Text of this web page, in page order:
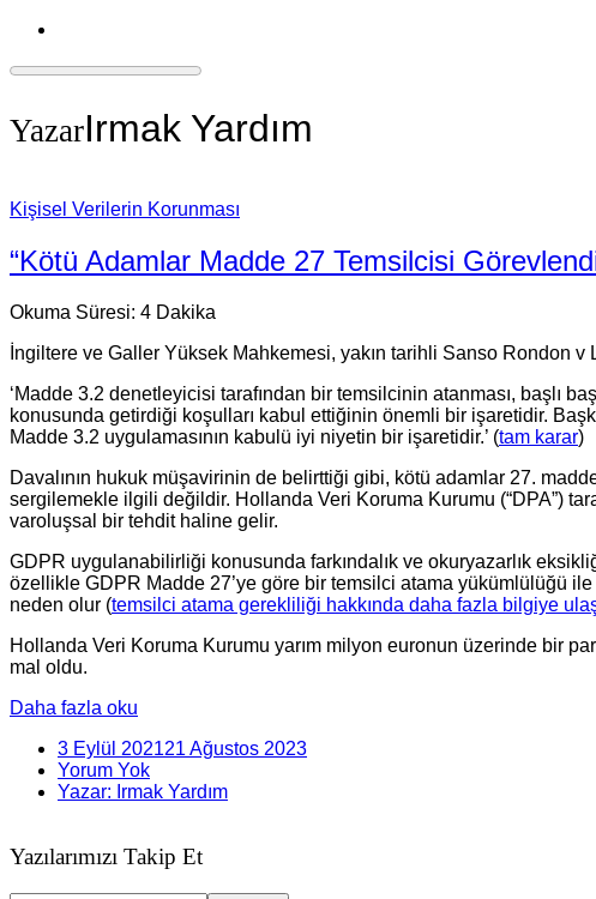
YazarIrmak Yardım
Kişisel Verilerin Korunması
“Kötü Adamlar Madde 27 Temsilcisi
Okuma Süresi: 4 Dakika
İngiltere ve Galler Yüksek Mahkemesi, yakın tarihli Sanso Rondon
‘Madde 3.2 denetleyicisi tarafından bir temsilcinin atanması, başlı
konusunda getirdiği koşulları kabul ettiğinin önemli bir işaretidir.
Madde 3.2 uygulamasının kabulü iyi niyetin bir işaretidir.’ (tam karar)
Davalının hukuk müşavirinin de belirttiği gibi, kötü adamlar 27.
sergilemekle ilgili değildir. Hollanda Veri Koruma Kurumu (“DPA”)
varoluşsal bir tehdit haline gelir.
GDPR uygulanabilirliği konusunda farkındalık ve okuryazarlık
özellikle GDPR Madde 27’ye göre bir temsilci atama yükümlülüğü
neden olur (temsilci atama gerekliliği hakkında daha fazla bilgiye
Hollanda Veri Koruma Kurumu yarım milyon euronun üzerinde bir
mal oldu.
Daha fazla oku
3 Eylül 202121 Ağustos 2023
Yorum Yok
Yazar: Irmak Yardım
Yazılarımızı Takip Et